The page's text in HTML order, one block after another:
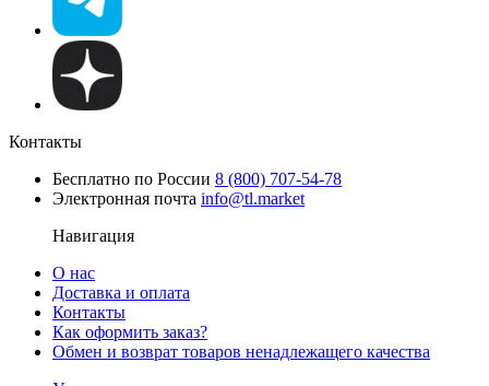
Контакты
Бесплатно по России 8 (800) 707-54-78
Электронная почта info@tl.market
Навигация
О нас
Доставка и оплата
Контакты
Как оформить заказ?
Обмен и возврат товаров ненадлежащего качества